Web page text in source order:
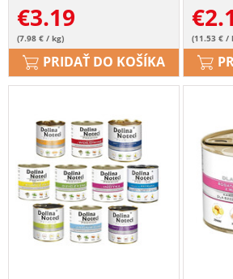
€3.19
(7.98 € / kg)
PRIDAŤ DO KOŠÍKA
€
(11.53 € /